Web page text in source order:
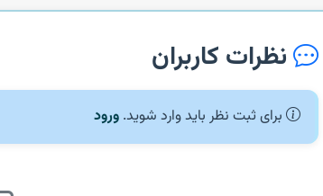
نظرات کاربران
برای ثبت نظر باید وارد شوید. ورود